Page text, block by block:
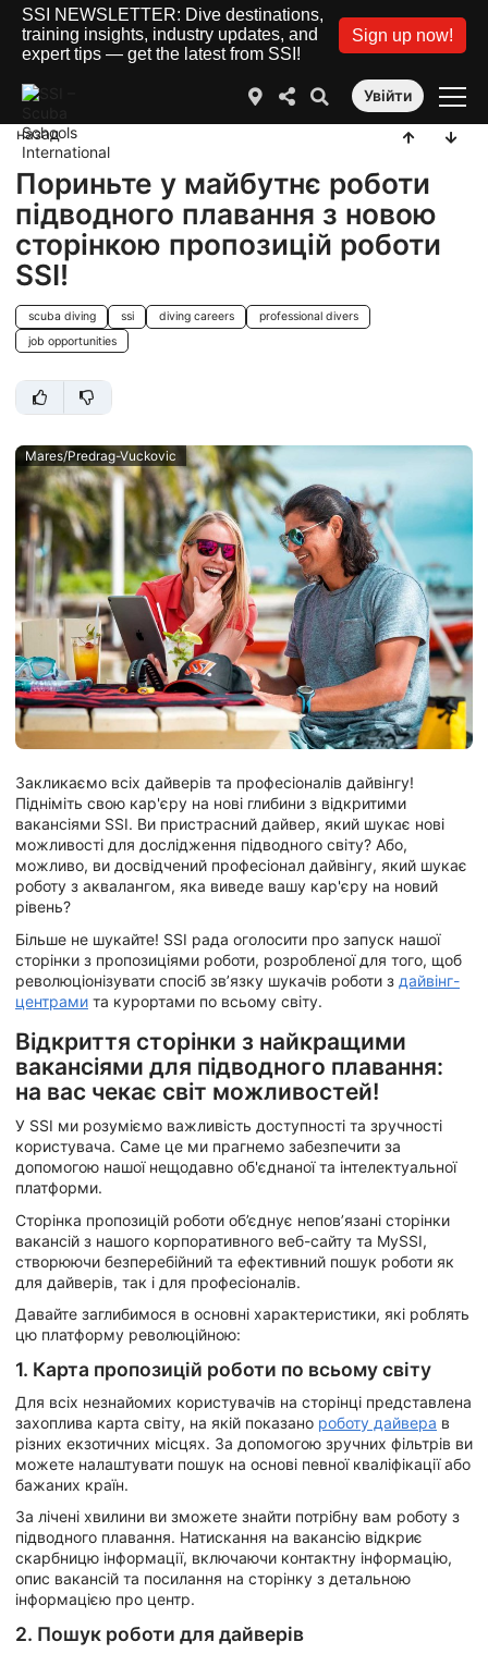
SSI NEWSLETTER: Dive destinations,
training insights, industry updates, and
expert tips — get the latest from SSI!
Sign up now!
Увійти
назад
Пориньте у майбутнє роботи
підводного плавання з новою
сторінкою пропозицій роботи
SSI!
scuba diving ssi diving careers
professional divers
job opportunities
Mares/Predrag-Vuckovic
Закликаємо всіх дайверів та професіоналів дайвінгу!
Підніміть свою кар'єру на нові глибини з відкритими
вакансіями SSI. Ви пристрасний дайвер, який шукає нові
можливості для дослідження підводного світу? Або,
можливо, ви досвідчений професіонал дайвінгу, який шукає
роботу з аквалангом, яка виведе вашу кар'єру на новий
рівень?
Більше не шукайте! SSI рада оголосити про запуск нашої
сторінки з пропозиціями роботи, розробленої для того, щоб
революціонізувати спосіб зв’язку шукачів роботи з дайвінг-
центрами та курортами по всьому світу.
Відкриття сторінки з найкращими
вакансіями для підводного плавання:
на вас чекає світ можливостей!
У SSI ми розуміємо важливість доступності та зручності
користувача. Саме це ми прагнемо забезпечити за
допомогою нашої нещодавно об'єднаної та інтелектуальної
платформи.
Сторінка пропозицій роботи об’єднує непов’язані сторінки
вакансій з нашого корпоративного веб-сайту та MySSI,
створюючи безперебійний та ефективний пошук роботи як
для дайверів, так і для професіоналів.
Давайте заглибимося в основні характеристики, які роблять
цю платформу революційною:
1. Карта пропозицій роботи по всьому світу
Для всіх незнайомих користувачів на сторінці представлена
захоплива карта світу, на якій показано роботу дайвера в
різних екзотичних місцях. За допомогою зручних фільтрів ви
можете налаштувати пошук на основі певної кваліфікації або
бажаних країн.
За лічені хвилини ви зможете знайти потрібну вам роботу з
підводного плавання. Натискання на вакансію відкриє
скарбницю інформації, включаючи контактну інформацію,
опис вакансій та посилання на сторінку з детальною
інформацією про центр.
2. Пошук роботи для дайверів